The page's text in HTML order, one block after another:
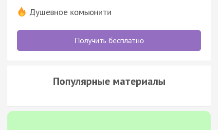
Душевное комьюнити
Получить бесплатно
Популярные материалы